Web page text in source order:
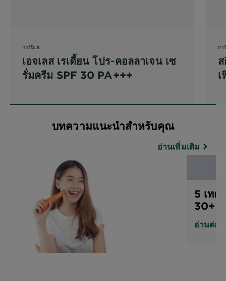
การ์นิเย่
เอจเลส เรเดี้ยน โปร-คอลลาเจน เซ
รั่มครีม SPF 30 PA+++
กา
บทความแนะนำสำหรับคุณ
อ่านเพิ่มเติม
5 เทค
30+ ใ
อ่านต่อ